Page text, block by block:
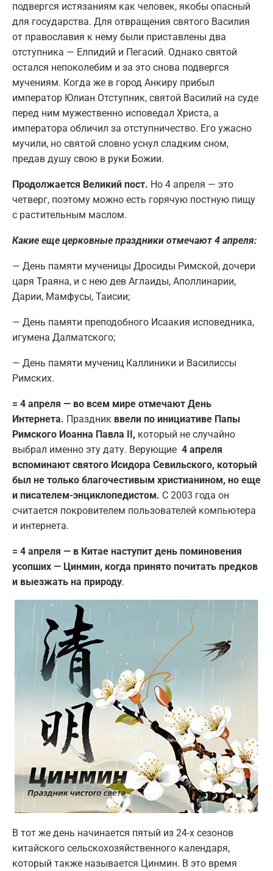
подвергся истязаниям как человек, якобы опасный
для государства. Для отвращения святого Василия
от православия к нему были приставлены два
отступника — Елпидий и Пегасий. Однако святой
остался непоколебим и за это снова подвергся
мучениям. Когда же в город Анкиру прибыл
император Юлиан Отступник, святой Василий на суде
перед ним мужественно исповедал Христа, а
императора обличил за отступничество. Его ужасно
мучили, но святой словно уснул сладким сном,
предав душу свою в руки Божии.
Продолжается Великий пост. Но 4 апреля — это
четверг, поэтому можно есть горячую постную пищу
с растительным маслом.
Какие еще церковные праздники отмечают 4 апреля:
— День памяти мученицы Дросиды Римской, дочери
царя Траяна, и с нею дев Аглаиды, Аполлинарии,
Дарии, Мамфусы, Таисии;
— День памяти преподобного Исаакия исповедника,
игумена Далматского;
— День памяти мучениц Каллиники и Василиссы
Римских.
= 4 апреля — во всем мире отмечают День
Интернета. Праздник ввели по инициативе Папы
Римского Иоанна Павла II, который не случайно
выбрал именно эту дату. Верующие 4 апреля
вспоминают святого Исидора Севильского, который
был не только благочестивым христианином, но еще
и писателем-энциклопедистом. С 2003 года он
считается покровителем пользователей компьютера
и интернета.
= 4 апреля — в Китае наступит день поминовения
усопших — Цинмин, когда принято почитать предков
и выезжать на природу.
В тот же день начинается пятый из 24-х сезонов
китайского сельскохозяйственного календаря,
который также называется Цинмин. В это время